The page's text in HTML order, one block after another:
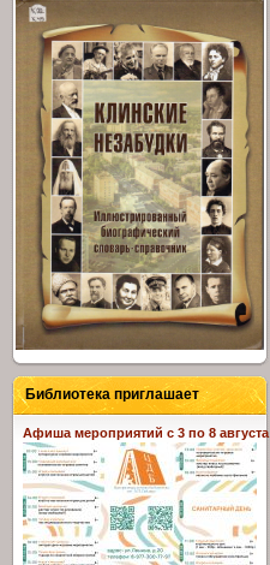
Библиотека приглашает
Афиша мероприятий с 3 по 8 августа